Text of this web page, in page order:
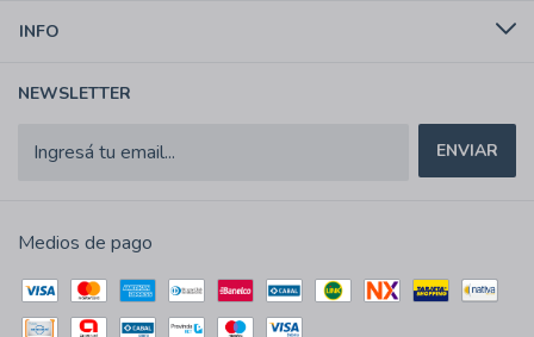
INFO
NEWSLETTER
Medios de pago